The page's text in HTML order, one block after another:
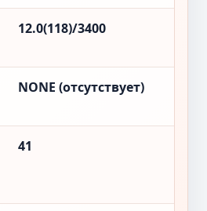
12.0(118)/3400
NONE (отсутствует)
41